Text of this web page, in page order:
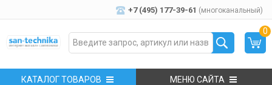
+7 (495) 177-39-61 (многоканальный)
0
КАТАЛОГ ТОВАРОВ МЕНЮ САЙТА